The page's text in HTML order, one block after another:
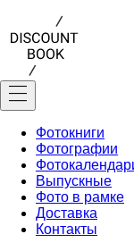
Фотокниги
Фотографии
Выпускные
Фото в рамке
Доставка
Контакты